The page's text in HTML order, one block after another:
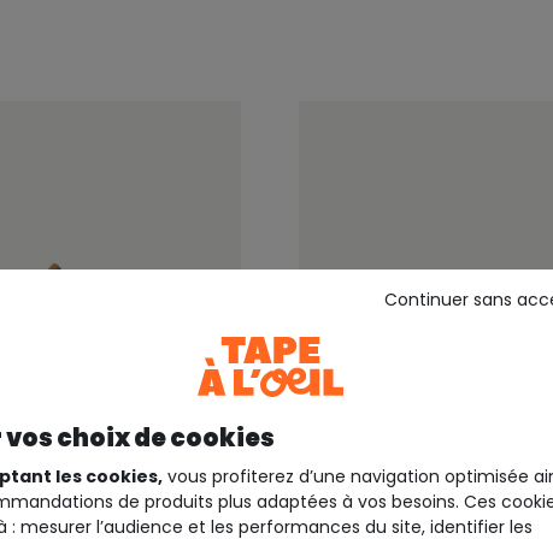
TAPE A L'OEIL
vos choix de cookies
les cookies, vous profiterez d’une navigation optimisée
de produits plus adaptées à vos besoins. Ces
: mesurer l’audience et les performances du site, identifier les
Continuer sans